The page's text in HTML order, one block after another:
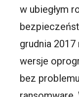
w ubiegłym
grudnia 2017
wersje
bez